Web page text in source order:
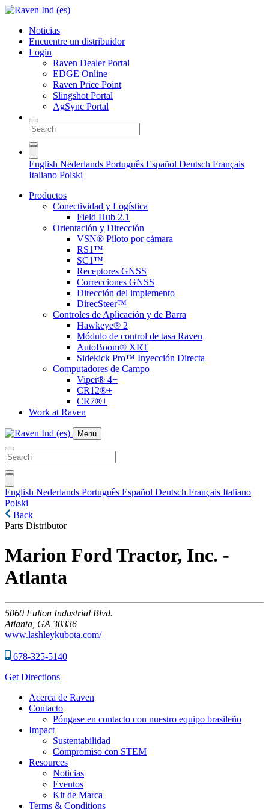
Noticias
Encuentre un distribuidor
Login
Raven Dealer Portal
EDGE Online
Raven Price Point
Slingshot Portal
AgSync Portal
English Nederlands Português Español Deutsch Français
Italiano Polski
Productos
Conectividad y Logística
Field Hub 2.1
Orientación y Dirección
VSN® Piloto por cámara
RS1™
SC1™
Receptores GNSS
Correcciones GNSS
Dirección del implemento
DirecSteer™
Controles de Aplicación y de Barra
Hawkeye® 2
Módulo de control de tasa Raven
AutoBoom® XRT
Sidekick Pro™ Inyección Directa
Computadores de Campo
Viper® 4+
CR12®+
CR7®+
Work at Raven
Menu
English Nederlands Português Español Deutsch Français Italiano
Polski
Back
Parts Distributor
Marion Ford Tractor, Inc. -
Atlanta
5060 Fulton Industrial Blvd.
Atlanta, GA 30336
www.lashleykubota.com/
678-325-5140
Get Directions
Acerca de Raven
Contacto
Póngase en contacto con nuestro equipo brasileño
Impact
Sustentabilidad
Compromiso con STEM
Resources
Noticias
Eventos
Kit de Marca
Terms & Conditions